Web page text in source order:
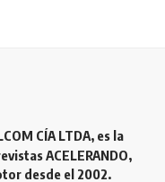
CÍA LTDA, es la
ACELERANDO,
desde el 2002.